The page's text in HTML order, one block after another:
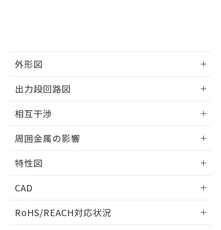
外形図
外形図
出力段回路図
出力段回路図
相互干渉
相互干渉
A: 100mm以上、B: 70mm以上
周囲金属の影響
周囲金属の影響
特性図
検出物体の大きさと材質による影響
CAD
ドすることができます。
RoHS/REACH対応状況
品・サービスに関するお客様との取
をご了承ください。
※当社の共同利用者とは、
の共同利用に関して"
下記の非含有証明書をダウンロードするこ
とができます。
51物質の非含有証明書（当社基準）
※本証明書は発行日時点で非含有を証明す
るもので、過去に遡って非含有を証明する
ものではありません。
また、RoHS指令のフタル酸エステル類４
物質の対応では、対応完了までの期間は出
欄に対応日を記載しておりました。
既に当社にて対応品への在庫切替を完了
す。